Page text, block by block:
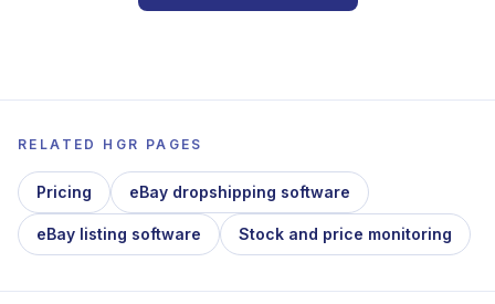
RELATED HGR PAGES
Pricing eBay dropshipping software
eBay listing software Stock and price monitoring